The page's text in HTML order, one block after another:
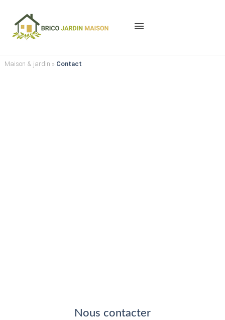
menu
Maison & jardin » Contact
Nous contacter